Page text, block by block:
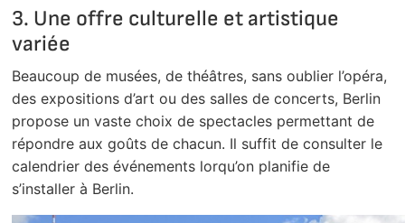
3. Une offre culturelle et artistique
variée
Beaucoup de musées, de théâtres, sans oublier l’opéra,
des expositions d’art ou des salles de concerts, Berlin
propose un vaste choix de spectacles permettant de
répondre aux goûts de chacun. Il suffit de consulter le
calendrier des événements lorqu’on planifie de
s’installer à Berlin.